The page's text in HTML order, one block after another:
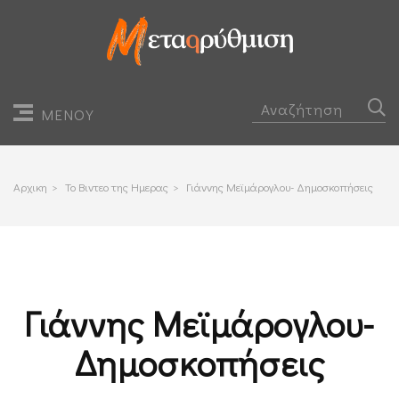
ΜΕΝΟΥ
Αρχικη > Το Βιντεο της Ημερας > Γιάννης Μεϊμάρογλου- Δημοσκοπήσεις
Γιάννης Μεϊμάρογλου-
Δημοσκοπήσεις